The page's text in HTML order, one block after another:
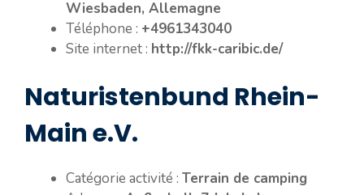
Wiesbaden, Allemagne
Téléphone : +4961343040
Site internet : http://fkk-caribic.de/
Naturistenbund Rhein-
Main e.V.
Catégorie activité : Terrain de camping